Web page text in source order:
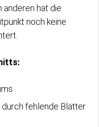
anderen hat die
noch keine
durch fehlende Blätter